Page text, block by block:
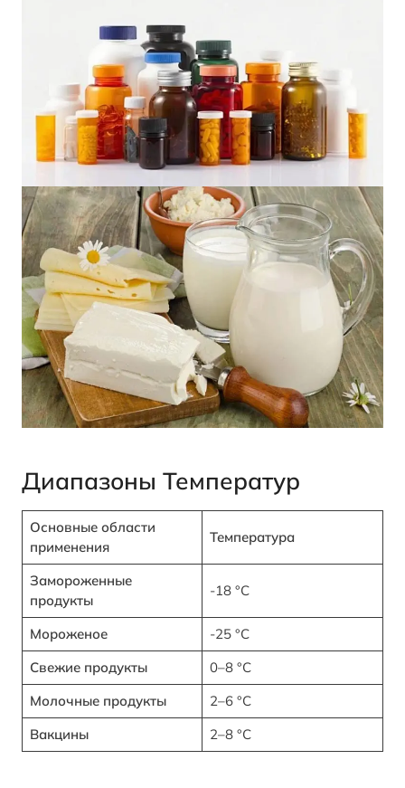
Диапазоны Температур
Основные области
применения
Температура
Замороженные
продукты
-18 °C
Мороженое
-25 °C
Свежие продукты
0–8 °C
Молочные продукты
2–6 °C
Вакцины
2–8 °C